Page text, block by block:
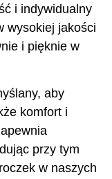
i indywidualny
wysokiej jakości
i pięknie w
aby
komfort i
przy tym
w naszych